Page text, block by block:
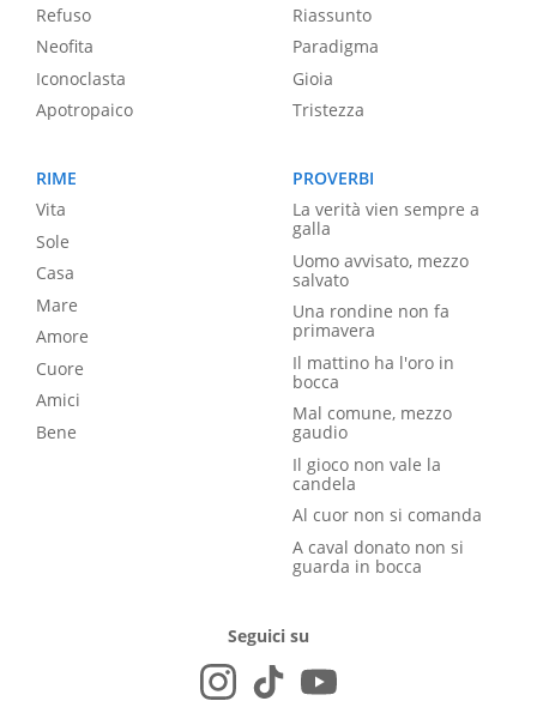
Refuso
Neofita
Iconoclasta
Apotropaico
Riassunto
Paradigma
Gioia
Tristezza
RIME
Vita
Sole
Casa
Mare
Amore
Cuore
Amici
Bene
PROVERBI
La verità vien sempre a
galla
Uomo avvisato, mezzo
salvato
Una rondine non fa
primavera
Il mattino ha l'oro in
bocca
Mal comune, mezzo
gaudio
Il gioco non vale la
candela
Al cuor non si comanda
A caval donato non si
guarda in bocca
Seguici su